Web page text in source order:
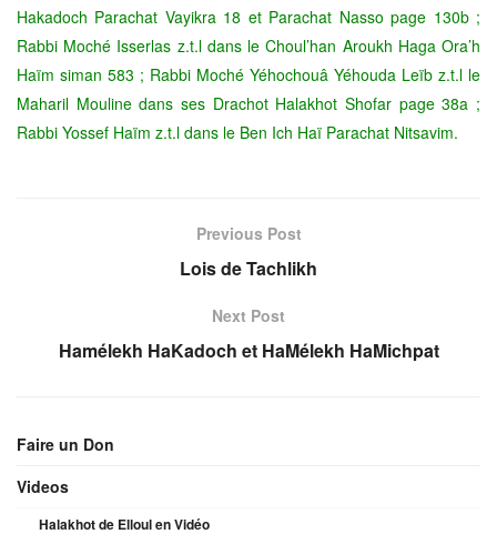
Hakadoch Parachat Vayikra 18 et Parachat Nasso page 130b ;
Rabbi Moché Isserlas z.t.l dans le Choul’han Aroukh Haga Ora’h
Haïm siman 583 ; Rabbi Moché Yéhochouâ Yéhouda Leïb z.t.l le
Maharil Mouline dans ses Drachot Halakhot Shofar page 38a ;
Rabbi Yossef Haïm z.t.l dans le Ben Ich Haï Parachat Nitsavim.
Previous Post
Lois de Tachlikh
Next Post
Hamélekh HaKadoch et HaMélekh HaMichpat
Faire un Don
Videos
Halakhot de Elloul en Vidéo